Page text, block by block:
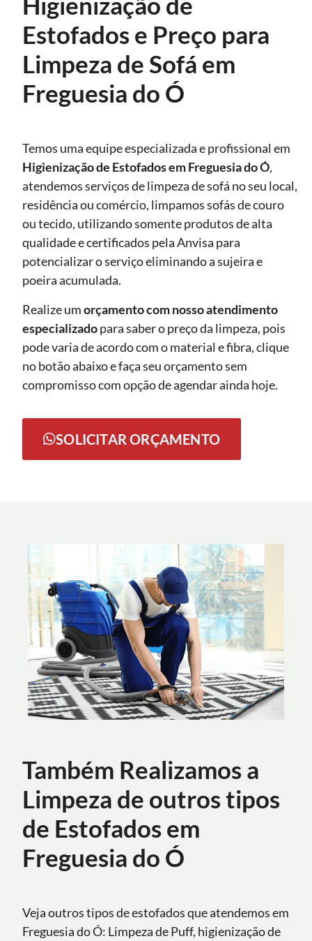
Estofados e Preço para
Limpeza de Sofá em
Freguesia do Ó
Temos uma equipe especializada e profissional em
Higienização de Estofadosem Freguesia do Ó,
atendemos serviços de limpeza de sofá no seu local,
residência ou comércio, limpamos sofás de couro
ou tecido, utilizando somente produtos de alta
qualidade e certificados pela Anvisa para
potencializar o serviço eliminando a sujeira e
poeira acumulada.
Realize umorçamento com nosso atendimento
especializadopara saber o preço da limpeza, pois
pode varia de acordo com o material e fibra, clique
no botão abaixo e faça seu orçamento sem
compromisso com opção de agendar ainda hoje.
SOLICITAR ORÇAMENTO
Também Realizamos a
Limpeza de outros tipos
de Estofados em
Freguesia do Ó
Veja outros tipos de estofados que atendemos em
Freguesia do Ó: Limpeza de Puff, higienização de